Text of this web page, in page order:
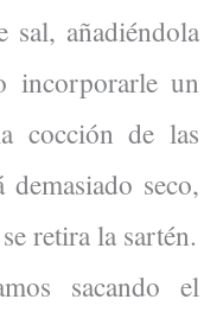
sal, añadiéndola
incorporarle un
cocción de las
seco,
retira la sartén.
sacando el